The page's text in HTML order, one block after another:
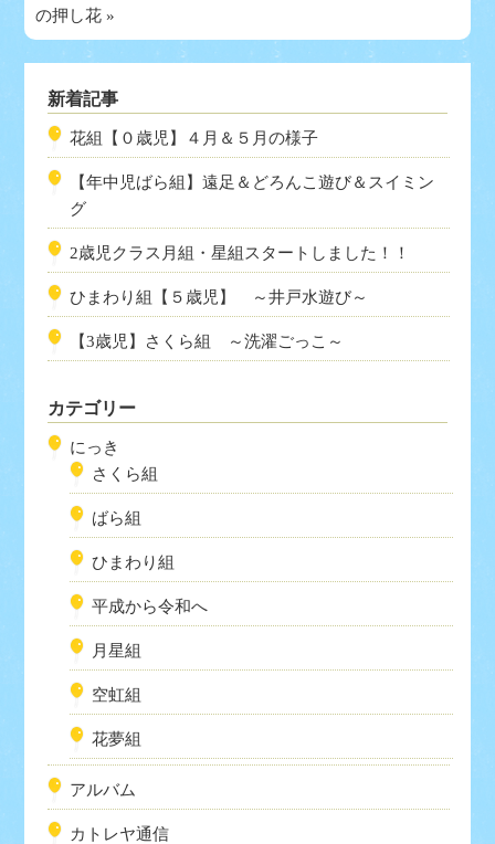
の押し花 »
新着記事
花組【０歳児】４月＆５月の様子
【年中児ばら組】遠足＆どろんこ遊び＆スイミン
グ
2歳児クラス月組・星組スタートしました！！
ひまわり組【５歳児】 ～井戸水遊び～
【3歳児】さくら組 ～洗濯ごっこ～
カテゴリー
にっき
さくら組
ばら組
ひまわり組
平成から令和へ
月星組
空虹組
花夢組
アルバム
カトレヤ通信